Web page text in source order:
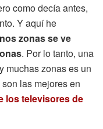
como decía antes,
Y aquí he
zonas se ve
. Por lo tanto, una
muchas zonas es un
las mejores en
los televisores de